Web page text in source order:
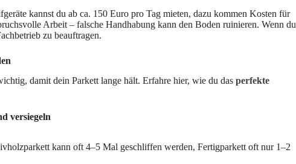
kannst du ab ca. 150 Euro pro Tag mieten, dazu kommen Kosten für
Arbeit – falsche Handhabung kann den Boden ruinieren. Wenn du
zu beauftragen.
damit dein Parkett lange hält. Erfahre hier, wie du das perfekte
versiegeln
kann oft 4–5 Mal geschliffen werden, Fertigparkett oft nur 1–2